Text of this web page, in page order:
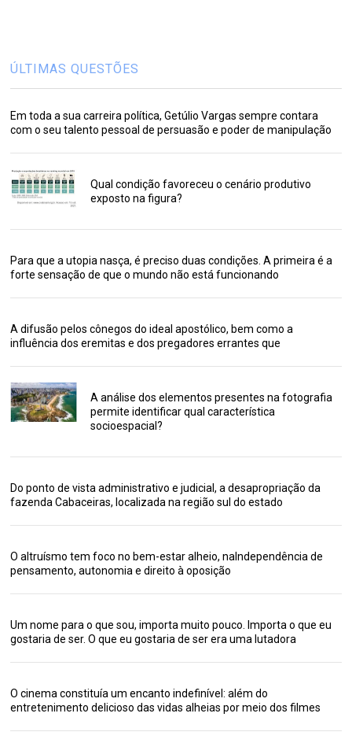
ÚLTIMAS QUESTÕES
Em toda a sua carreira política, Getúlio Vargas sempre contara
com o seu talento pessoal de persuasão e poder de manipulação
Qual condição favoreceu o cenário produtivo
exposto na figura?
Para que a utopia nasça, é preciso duas condições. A primeira é a
forte sensação de que o mundo não está funcionando
A difusão pelos cônegos do ideal apostólico, bem como a
influência dos eremitas e dos pregadores errantes que
A análise dos elementos presentes na fotografia
permite identificar qual característica
socioespacial?
Do ponto de vista administrativo e judicial, a desapropriação da
fazenda Cabaceiras, localizada na região sul do estado
O altruísmo tem foco no bem-estar alheio, naIndependência de
pensamento, autonomia e direito à oposição
Um nome para o que sou, importa muito pouco. Importa o que eu
gostaria de ser. O que eu gostaria de ser era uma lutadora
O cinema constituía um encanto indefinível: além do
entretenimento delicioso das vidas alheias por meio dos filmes